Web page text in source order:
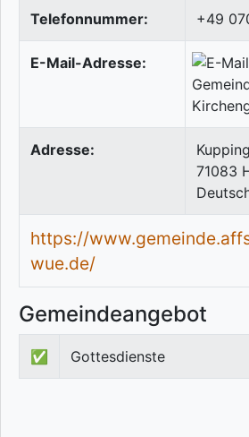
Telefonnummer: +49
E-Mail-Adresse:
Adresse:
71083
https://
wue.de/
Gemeindeangebot
✅ Gottesdienste